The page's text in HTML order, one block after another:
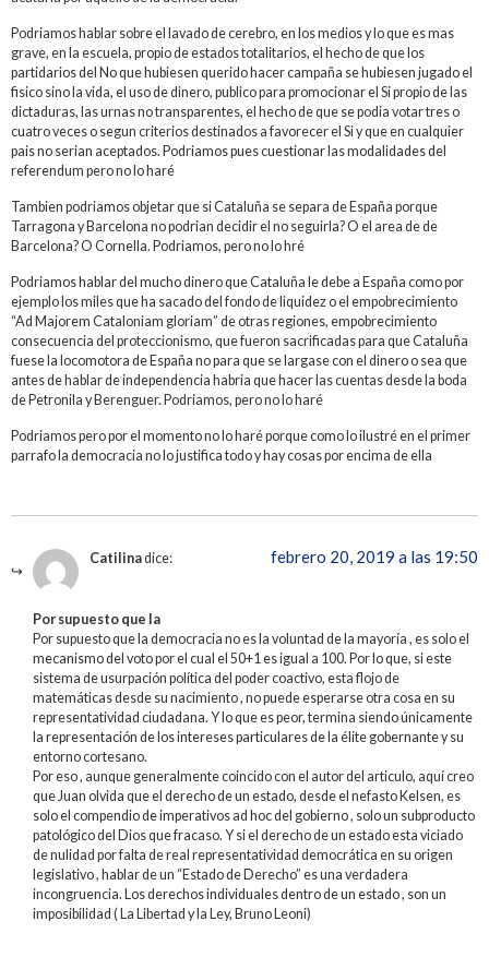
Podriamos hablar sobre el lavado de cerebro, en los medios y lo que es mas
grave, en la escuela, propio de estados totalitarios, el hecho de que los
partidarios del No que hubiesen querido hacer campaña se hubiesen jugado el
fisico sino la vida, el uso de dinero, publico para promocionar el Si propio de las
dictaduras, las urnas no transparentes, el hecho de que se podia votar tres o
cuatro veces o segun criterios destinados a favorecer el Si y que en cualquier
pais no serian aceptados. Podriamos pues cuestionar las modalidades del
referendum pero no lo haré
Tambien podriamos objetar que si Cataluña se separa de España porque
Tarragona y Barcelona no podrian decidir el no seguirla? O el area de de
Barcelona? O Cornella. Podriamos, pero no lo hré
Podriamos hablar del mucho dinero que Cataluña le debe a España como por
ejemplo los miles que ha sacado del fondo de liquidez o el empobrecimiento
“Ad Majorem Cataloniam gloriam” de otras regiones, empobrecimiento
consecuencia del proteccionismo, que fueron sacrificadas para que Cataluña
fuese la locomotora de España no para que se largase con el dinero o sea que
antes de hablar de independencia habria que hacer las cuentas desde la boda
de Petronila y Berenguer. Podriamos, pero no lo haré
Podriamos pero por el momento no lo haré porque como lo ilustré en el primer
parrafo la democracia no lo justifica todo y hay cosas por encima de ella
Catilinadice: febrero 20, 2019 a las 19:50
Por supuesto que la
Por supuesto que la democracia no es la voluntad de la mayoría , es solo el
mecanismo del voto por el cual el 50+1 es igual a 100. Por lo que, si este
sistema de usurpación política del poder coactivo, esta flojo de
matemáticas desde su nacimiento , no puede esperarse otra cosa en su
representatividad ciudadana. Y lo que es peor, termina siendo únicamente
la representación de los intereses particulares de la élite gobernante y su
entorno cortesano.
Por eso , aunque generalmente coincido con el autor del articulo, aquí creo
que Juan olvida que el derecho de un estado, desde el nefasto Kelsen, es
solo el compendio de imperativos ad hoc del gobierno , solo un subproducto
patológico del Dios que fracaso. Y si el derecho de un estado esta viciado
de nulidad por falta de real representatividad democrática en su origen
legislativo , hablar de un “Estado de Derecho” es una verdadera
incongruencia. Los derechos individuales dentro de un estado , son un
imposibilidad ( La Libertad y la Ley, Bruno Leoni)